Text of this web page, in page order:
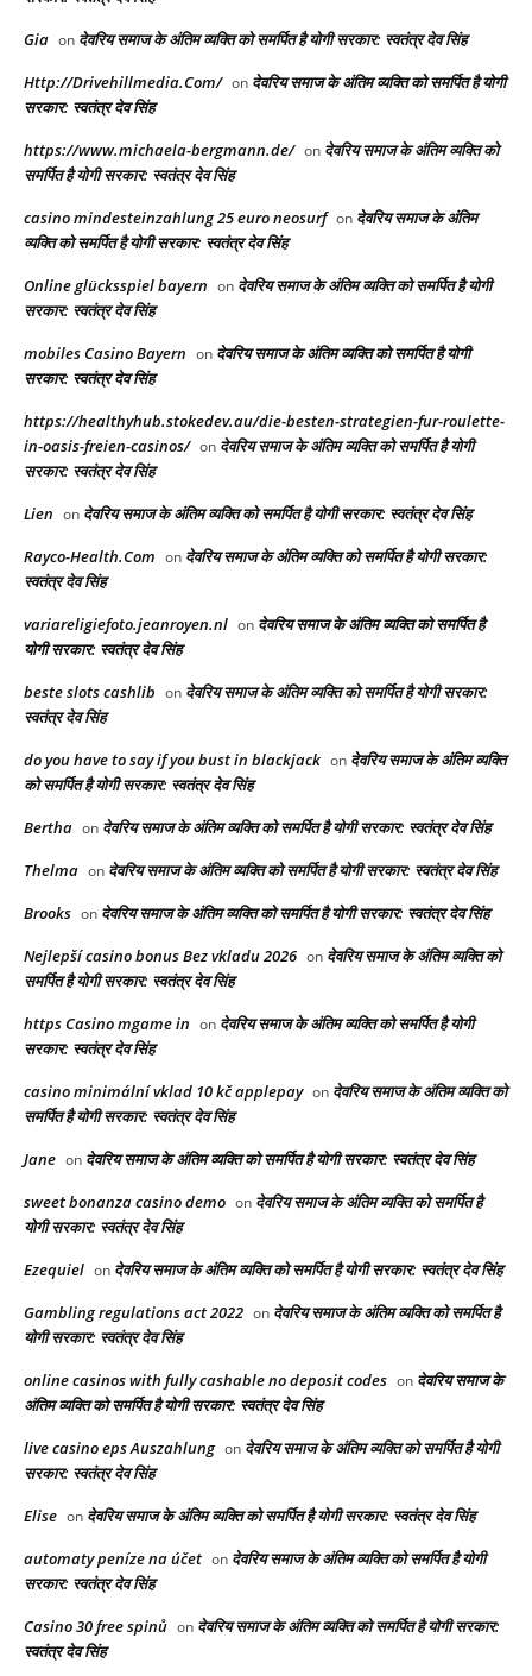
Gia on देवरिय समाज के अंतिम व्यक्ति को समर्पित है योगी सरकार: स्वतंत्र देव सिंह
Http://Drivehillmedia.Com/ on देवरिय समाज के अंतिम व्यक्ति को समर्पित है योगी
सरकार: स्वतंत्र देव सिंह
https://www.michaela-bergmann.de/ on देवरिय समाज के अंतिम व्यक्ति को
समर्पित है योगी सरकार: स्वतंत्र देव सिंह
casino mindesteinzahlung 25 euro neosurf on देवरिय समाज के अंतिम
व्यक्ति को समर्पित है योगी सरकार: स्वतंत्र देव सिंह
Online glücksspiel bayern on देवरिय समाज के अंतिम व्यक्ति को समर्पित है योगी
सरकार: स्वतंत्र देव सिंह
mobiles Casino Bayern on देवरिय समाज के अंतिम व्यक्ति को समर्पित है योगी
सरकार: स्वतंत्र देव सिंह
https://healthyhub.stokedev.au/die-besten-strategien-fur-roulette-
in-oasis-freien-casinos/ on देवरिय समाज के अंतिम व्यक्ति को समर्पित है योगी
सरकार: स्वतंत्र देव सिंह
Lien on देवरिय समाज के अंतिम व्यक्ति को समर्पित है योगी सरकार: स्वतंत्र देव सिंह
Rayco-Health.Com on देवरिय समाज के अंतिम व्यक्ति को समर्पित है योगी सरकार:
स्वतंत्र देव सिंह
variareligiefoto.jeanroyen.nl on देवरिय समाज के अंतिम व्यक्ति को समर्पित है
योगी सरकार: स्वतंत्र देव सिंह
beste slots cashlib on देवरिय समाज के अंतिम व्यक्ति को समर्पित है योगी सरकार:
स्वतंत्र देव सिंह
do you have to say if you bust in blackjack on देवरिय समाज के अंतिम व्यक्ति
को समर्पित है योगी सरकार: स्वतंत्र देव सिंह
Bertha on देवरिय समाज के अंतिम व्यक्ति को समर्पित है योगी सरकार: स्वतंत्र देव सिंह
Thelma on देवरिय समाज के अंतिम व्यक्ति को समर्पित है योगी सरकार: स्वतंत्र देव सिंह
Brooks on देवरिय समाज के अंतिम व्यक्ति को समर्पित है योगी सरकार: स्वतंत्र देव सिंह
Nejlepší casino bonus Bez vkladu 2026 on देवरिय समाज के अंतिम व्यक्ति को
समर्पित है योगी सरकार: स्वतंत्र देव सिंह
https Casino mgame in on देवरिय समाज के अंतिम व्यक्ति को समर्पित है योगी
सरकार: स्वतंत्र देव सिंह
casino minimální vklad 10 kč applepay on देवरिय समाज के अंतिम व्यक्ति को
समर्पित है योगी सरकार: स्वतंत्र देव सिंह
Jane on देवरिय समाज के अंतिम व्यक्ति को समर्पित है योगी सरकार: स्वतंत्र देव सिंह
sweet bonanza casino demo on देवरिय समाज के अंतिम व्यक्ति को समर्पित है
योगी सरकार: स्वतंत्र देव सिंह
Ezequiel on देवरिय समाज के अंतिम व्यक्ति को समर्पित है योगी सरकार: स्वतंत्र देव सिंह
Gambling regulations act 2022 on देवरिय समाज के अंतिम व्यक्ति को समर्पित है
योगी सरकार: स्वतंत्र देव सिंह
online casinos with fully cashable no deposit codes on देवरिय समाज के
अंतिम व्यक्ति को समर्पित है योगी सरकार: स्वतंत्र देव सिंह
live casino eps Auszahlung on देवरिय समाज के अंतिम व्यक्ति को समर्पित है योगी
सरकार: स्वतंत्र देव सिंह
Elise on देवरिय समाज के अंतिम व्यक्ति को समर्पित है योगी सरकार: स्वतंत्र देव सिंह
automaty peníze na účet on देवरिय समाज के अंतिम व्यक्ति को समर्पित है योगी
सरकार: स्वतंत्र देव सिंह
Casino 30 free spinů on देवरिय समाज के अंतिम व्यक्ति को समर्पित है योगी सरकार:
स्वतंत्र देव सिंह